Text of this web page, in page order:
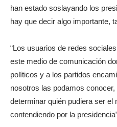
han estado soslayando los
hay que decir algo importante,
“Los usuarios de redes
este medio de comunicación
políticos y a los partidos
nosotros las podamos
determinar quién pudiera ser el
contendiendo por la